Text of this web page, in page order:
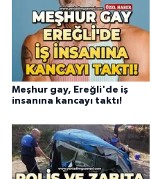
Meşhur gay, Ereğli'de iş
insanına kancayı taktı!